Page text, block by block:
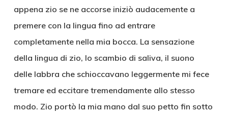
appena zio se ne accorse iniziò audacemente a
premere con la lingua fino ad entrare
completamente nella mia bocca. La sensazione
della lingua di zio, lo scambio di saliva, il suono
delle labbra che schioccavano leggermente mi fece
tremare ed eccitare tremendamente allo stesso
modo. Zio portò la mia mano dal suo petto fin sotto